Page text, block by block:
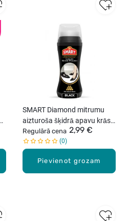
Pievienot grozam
SMART Diamond mitrumu
aizturoša šķidrā apavu krāsa
ar dabīgo vasku, melns, 80ml
Regulārā cena 2,99 €
0